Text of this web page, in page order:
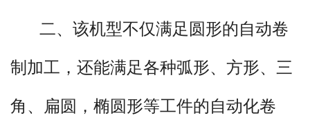
W12数控四辊卷板机是我公司拥有自
主知识产权的具备多种工件数据编程与
存储、自动一键式卷制完成功能的全自
二、该机型不仅满足圆形的自动卷
制加工，还能满足各种弧形、方形、三
角、扁圆，椭圆形等工件的自动化卷